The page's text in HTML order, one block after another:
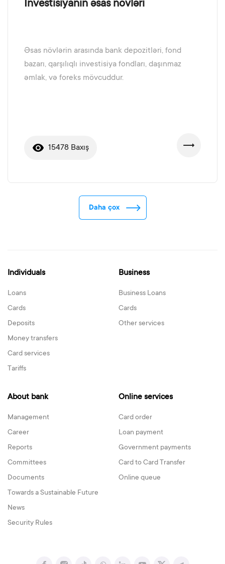
İnvestisiyanın əsas növləri
Əsas növlərin arasında bank depozitləri, fond
bazarı, qarşılıqlı investisiya fondları, daşınmaz
əmlak, və foreks mövcuddur.
15478 Baxış
Daha çox
Individuals
Loans
Cards
Deposits
Money transfers
Card services
Tariffs
Business
Business Loans
Cards
Other services
About bank
Management
Career
Reports
Committees
Documents
Towards a Sustainable Future
News
Security Rules
Online services
Card order
Loan payment
Government payments
Card to Card Transfer
Online queue